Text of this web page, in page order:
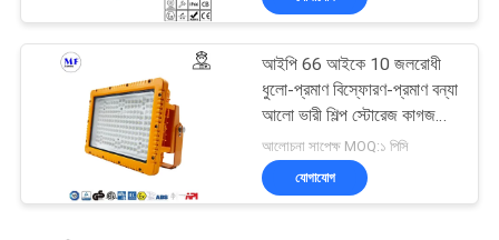
আইপি 66 আইকে 10 জলরোধী
ধুলো-প্রমাণ বিস্ফোরণ-প্রমাণ বন্যা
আলো ভারী শিল্প স্টোরেজ কাগজ
মিল জন্য
আলোচনা সাপেক্ষ MOQ:১ পিসি
যোগাযোগ